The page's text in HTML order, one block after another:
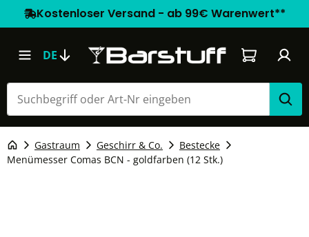
Kostenloser Versand - ab 99€ Warenwert**
DE Warenkorb
Gastraum Geschirr & Co.
Bestecke
Menümesser Comas BCN - goldfarben (12 Stk.)